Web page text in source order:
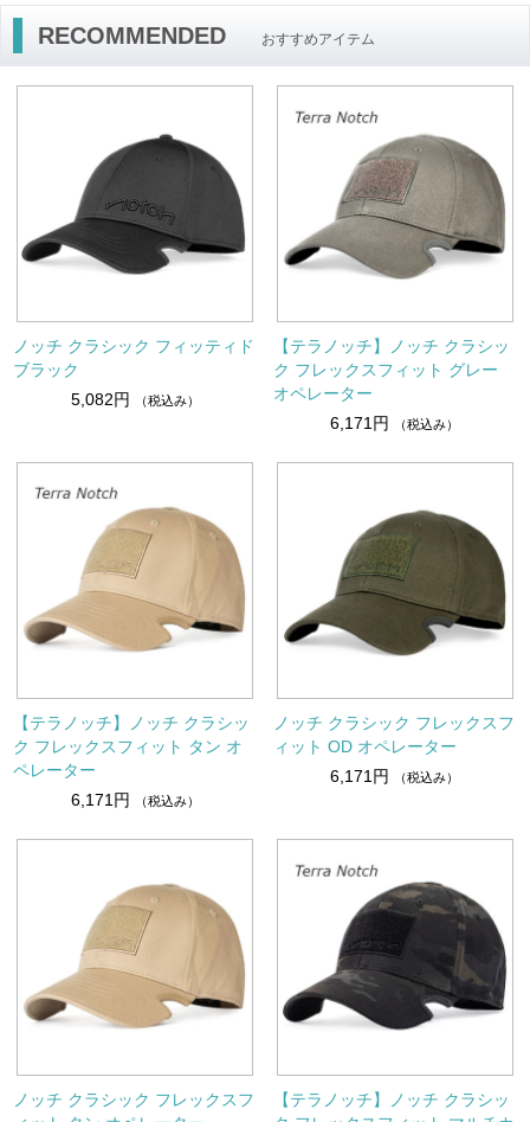
RECOMMENDED おすすめアイテム
ノッチ クラシック フィッティド
ブラック
5,082円
（税込み）
【テラノッチ】ノッチ クラシッ
ク フレックスフィット グレー
オペレーター
6,171円
（税込み）
【テラノッチ】ノッチ クラシッ
ク フレックスフィット タン オ
ペレーター
6,171円
（税込み）
ノッチ クラシック フレックスフ
ィット OD オペレーター
6,171円
（税込み）
ノッチ クラシック フレックスフ
【テラノッチ】ノッチ クラシッ